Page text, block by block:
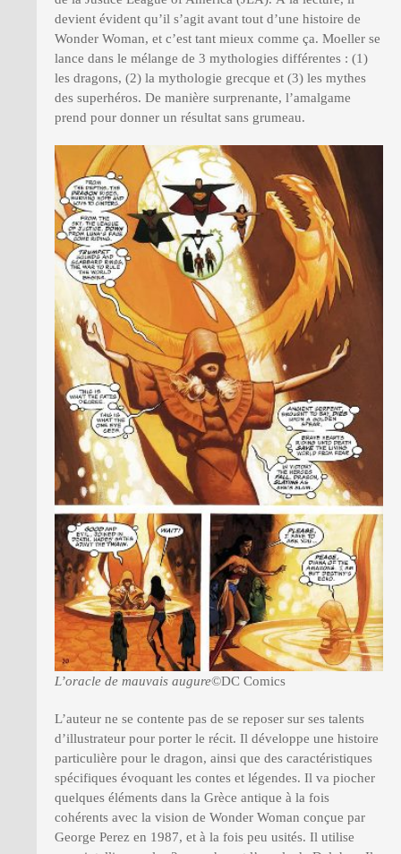
devient évident qu’il s’agit avant tout d’une histoire de
Wonder Woman, et c’est tant mieux comme ça. Moeller se
lance dans le mélange de 3 mythologies différentes : (1)
les dragons, (2) la mythologie grecque et (3) les mythes
des superhéros. De manière surprenante, l’amalgame
prend pour donner un résultat sans grumeau.
L’oracle de mauvais augure©DC Comics
L’auteur ne se contente pas de se reposer sur ses talents
d’illustrateur pour porter le récit. Il développe une histoire
particulière pour le dragon, ainsi que des caractéristiques
spécifiques évoquant les contes et légendes. Il va piocher
quelques éléments dans la Grèce antique à la fois
cohérents avec la vision de Wonder Woman conçue par
George Perez en 1987, et à la fois peu usités. Il utilise